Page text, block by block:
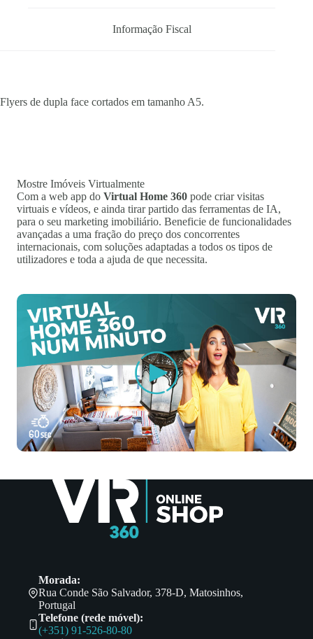
Informação Fiscal
Flyers de dupla face cortados em tamanho A5.
Mostre Imóveis Virtualmente
Com a web app do Virtual Home 360 pode criar visitas
virtuais e vídeos, e ainda tirar partido das ferramentas de IA,
para o seu marketing imobiliário. Beneficie de funcionalidades
avançadas a uma fração do preço dos concorrentes
internacionais, com soluções adaptadas a todos os tipos de
utilizadores e toda a ajuda de que necessita.
Morada:
Rua Conde São Salvador, 378-D, Matosinhos,
Portugal
Telefone (rede móvel):
(+351) 91-526-80-80